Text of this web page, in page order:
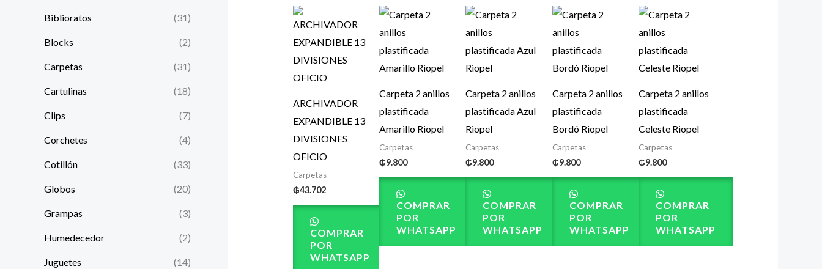
Biblioratos (31)
Blocks (2)
Carpetas (31)
Cartulinas (18)
Clips (7)
Corchetes (4)
Cotillón (33)
Globos (20)
Grampas (3)
Humedecedor (2)
Juguetes (14)
ARCHIVADOR
EXPANDIBLE 13
DIVISIONES
OFICIO
Carpetas
₲43.702
COMPRAR
POR
WHATSAPP
Carpeta 2 anillos
plastificada
Amarillo Riopel
Carpetas
₲9.800
COMPRAR
POR
WHATSAPP
Carpeta 2 anillos
plastificada Azul
Riopel
Carpetas
₲9.800
COMPRAR
POR
WHATSAPP
Carpeta 2 anillos
plastificada
Bordó Riopel
Carpetas
₲9.800
COMPRAR
POR
WHATSAPP
Carpeta 2 anillos
plastificada
Celeste Riopel
Carpetas
₲9.800
COMPRAR
POR
WHATSAPP